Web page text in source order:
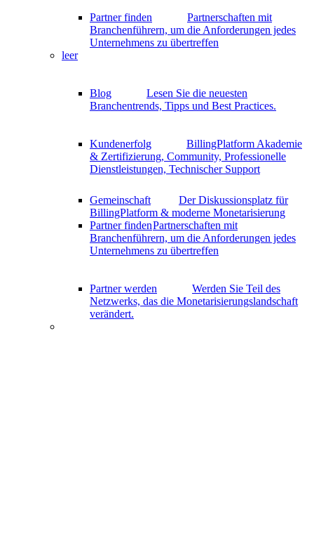
Partner finden
Partnerschaften mit
Branchenführern, um die Anforderungen jedes
Unternehmens zu übertreffen
leer
Blog
Lesen Sie die neuesten
Branchentrends, Tipps und Best Practices.
Kundenerfolg
BillingPlatform Akademie
& Zertifizierung, Community, Professionelle
Dienstleistungen, Technischer Support
Gemeinschaft
Der Diskussionsplatz für
BillingPlatform & moderne Monetarisierung
Partner findenPartnerschaften mit
Branchenführern, um die Anforderungen jedes
Unternehmens zu übertreffen
Partner werden
Werden Sie Teil des
Netzwerks, das die Monetarisierungslandschaft
verändert.